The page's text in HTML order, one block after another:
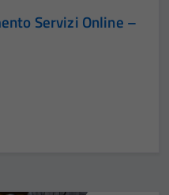
Servizi Online –